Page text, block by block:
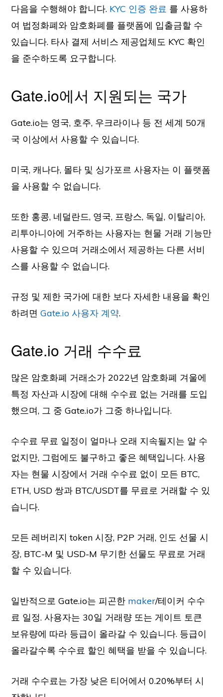
다음을 수행해야 합니다. KYC 인증 완료 를 사용하
여 법정화폐와 암호화폐를 플랫폼에 입출금할 수
있습니다. 타사 결제 서비스 제공업체도 KYC 확인
을 준수하도록 요구합니다.
Gate.io에서 지원되는 국가
Gate.io는 영국, 호주, 우크라이나 등 전 세계 50개
국 이상에서 사용할 수 있습니다.
미국, 캐나다, 몰타 및 싱가포르 사용자는 이 플랫폼
을 사용할 수 없습니다.
또한 홍콩, 네덜란드, 영국, 프랑스, 독일, 이탈리아,
리투아니아에 거주하는 사용자는 현물 거래 기능만
사용할 수 있으며 거래소에서 제공하는 다른 서비
스를 사용할 수 없습니다.
규정 및 제한 국가에 대한 보다 자세한 내용을 확인
하려면Gate.io 사용자 계약.
Gate.io 거래 수수료
많은 암호화폐 거래소가 2022년 암호화폐 겨울에
특정 자산과 시장에 대해 수수료 없는 거래를 도입
했으며, 그 중 Gate.io가 그중 하나입니다.
수수료 무료 일정이 얼마나 오래 지속될지는 알 수
없지만, 그럼에도 불구하고 좋은 혜택입니다. 사용
자는 현물 시장에서 거래 수수료 없이 모든 BTC,
ETH, USD 쌍과 BTC/USDT를 무료로 거래할 수 있
습니다.
모든 레버리지 token 시장, P2P 거래, 인도 선물 시
장, BTC-M 및 USD-M 무기한 선물도 무료로 거래
할 수 있습니다.
일반적으로 Gate.io는 피곤한 maker/테이커 수수
료 일정. 사용자는 30일 거래량 또는 게이트 토큰
보유량에 따라 등급이 올라갈 수 있습니다. 등급이
올라갈수록 수수료 할인 혜택을 받을 수 있습니다.
거래 수수료는 가장 낮은 티어에서 0.20%부터 시